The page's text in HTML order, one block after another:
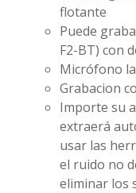
flotante
Puede
F2-BT) con
Micrófono
Grabacion
Importe su
extraerá
usar las
el ruido no
eliminar los